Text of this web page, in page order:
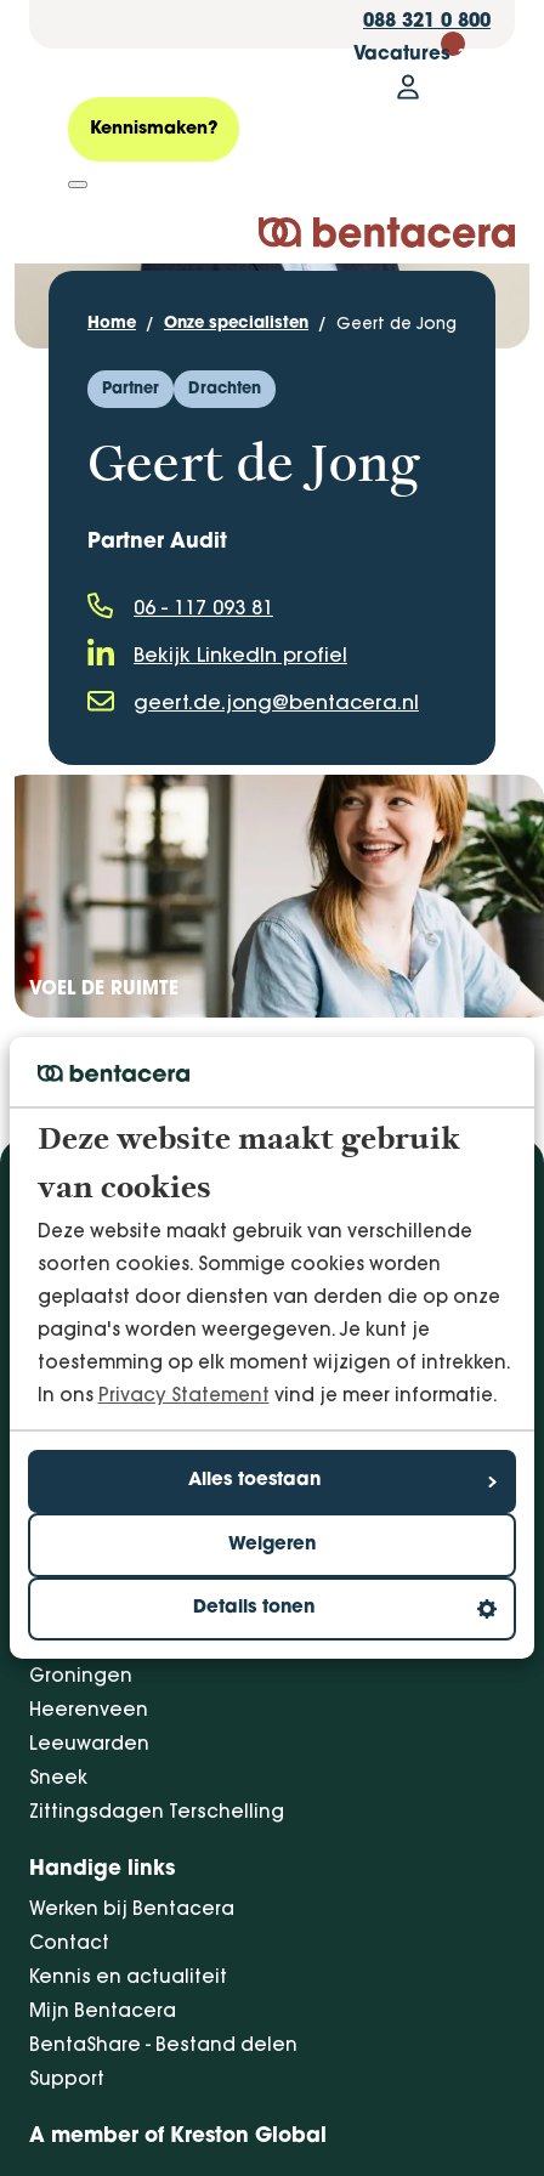
Deze website maakt gebruik
van cookies
Deze website maakt gebruik van verschillende
soorten cookies. Sommige cookies worden
geplaatst door diensten van derden die op onze
pagina's worden weergegeven. Je kunt je
toestemming op elk moment wijzigen of intrekken.
In ons Privacy Statement vind je meer informatie.
Alles toestaan
Weigeren
Details tonen
088 321 0 800
Vacatures 30
Mijn
Logo Bentacera
Kennismaken?
Home Onze specialisten Geert de Jong
Partner Drachten
Geert de Jong
Partner Audit
Telefoonnummer
06 - 117 093 81
LinkedIn Profiel
Bekijk LinkedIn profiel
geert.de.jong@bentacera.nl
VOEL DE RUIMTE
Diensten
Accountancy & Administratie
Audit & Assurance
Arbo & Verzuim
Bedrijfsadvies
Belastingadvies
Financieringen
Bolsward
Drachten
Groningen
Heerenveen
Leeuwarden
Sneek
Zittingsdagen Terschelling
Handige links
Werken bij Bentacera
Contact
Kennis en actualiteit
Mijn Bentacera
BentaShare - Bestand delen
Support
A member of Kreston Global